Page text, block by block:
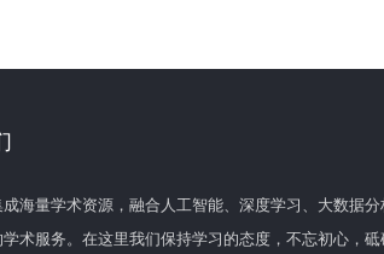
海量学术资源，融合人工智能、深度学习、大数据
术服务。在这里我们保持学习的态度，不忘初心，砥